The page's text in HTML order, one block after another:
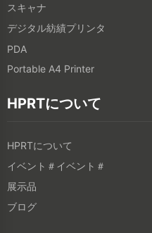
スキャナ
デジタル紡績プリンタ
PDA
Portable A4 Printer
HPRTについて
HPRTについて
イベント＃イベント＃
展示品
ブログ